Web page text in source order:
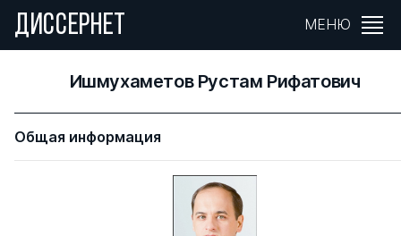
ДИССЕРНЕТ МЕНЮ
Ишмухаметов Рустам Рифатович
Общая информация